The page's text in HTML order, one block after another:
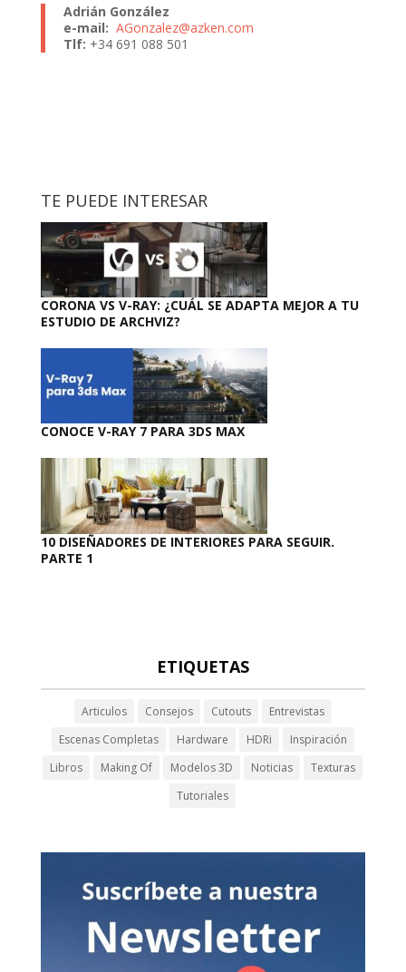
Adrián González
e-mail: AGonzalez@azken.com
Tlf: +34 691 088 501
TE PUEDE INTERESAR
CORONA VS V-RAY: ¿CUÁL SE ADAPTA MEJOR A TU
ESTUDIO DE ARCHVIZ?
CONOCE V-RAY 7 PARA 3DS MAX
10 DISEÑADORES DE INTERIORES PARA SEGUIR.
PARTE 1
ETIQUETAS
Articulos Consejos Cutouts
Entrevistas
Escenas Completas
Hardware HDRi
Inspiración
Libros
Making Of Modelos 3D Noticias
Texturas
Tutoriales